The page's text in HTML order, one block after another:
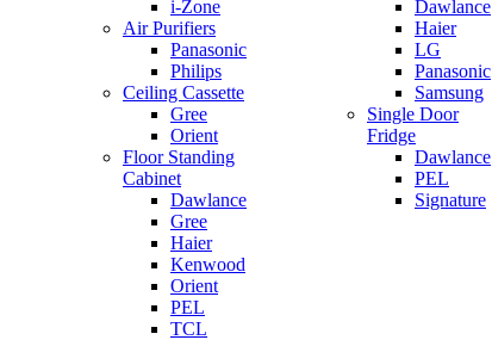
i-Zone
Air Purifiers
Panasonic
Philips
Ceiling Cassette
Gree
Orient
Floor Standing
Cabinet
Dawlance
Gree
Haier
Kenwood
Orient
PEL
TCL
Dawlance
Haier
LG
Panasonic
Samsung
Single Door
Fridge
Dawlance
PEL
Signature